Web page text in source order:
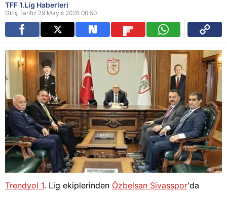
TFF 1.Lig Haberleri
Giriş Tarihi: 29 Mayıs 2026 06:50
Trendyol 1. Lig ekiplerinden Özbelsan Sivasspor'da